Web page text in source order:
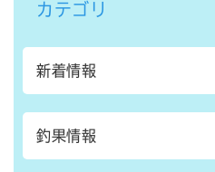
カテゴリ
新着情報
釣果情報